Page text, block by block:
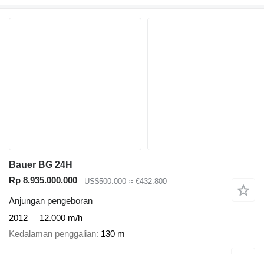
Bauer BG 24H
Rp 8.935.000.000
US$500.000 ≈ €432.800
Anjungan pengeboran
2012
12.000 m/h
Kedalaman penggalian 130 m